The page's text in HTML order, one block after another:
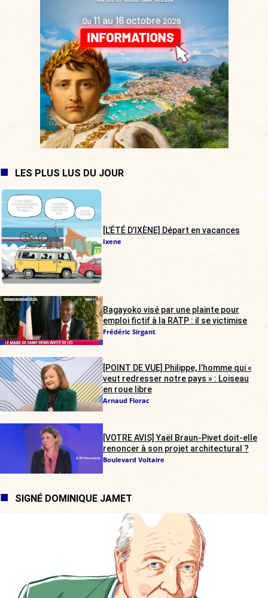
LES PLUS LUS DU JOUR
[L’ÉTÉ D’IXÈNE] Départ en vacances
Ixene
Bagayoko visé par une plainte pour
emploi fictif à la RATP : il se victimise
Frédéric Sirgant
[POINT DE VUE] Philippe, l’homme qui «
veut redresser notre pays » : Loiseau
en roue libre
Arnaud Florac
[VOTRE AVIS] Yaël Braun-Pivet doit-elle
renoncer à son projet architectural ?
Boulevard Voltaire
SIGNÉ DOMINIQUE JAMET